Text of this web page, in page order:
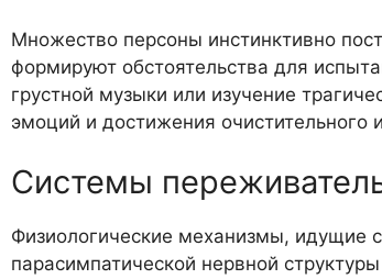
Множество персоны инстинктивно
формируют обстоятельства для
грустной музыки или изучение
эмоций и достижения очистительного
Системы
Физиологические механизмы, идущие
парасимпатической нервной